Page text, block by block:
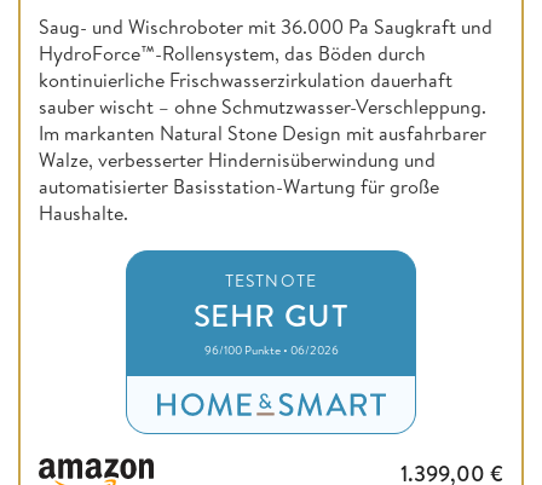
Saug- und Wischroboter mit 36.000 Pa Saugkraft und
HydroForce™-Rollensystem, das Böden durch
kontinuierliche Frischwasserzirkulation dauerhaft
sauber wischt – ohne Schmutzwasser-Verschleppung.
Im markanten Natural Stone Design mit ausfahrbarer
Walze, verbesserter Hindernisüberwindung und
automatisierter Basisstation-Wartung für große
Haushalte.
TESTNOTE
SEHR GUT
96/100 Punkte • 06/2026
1.399,00 €